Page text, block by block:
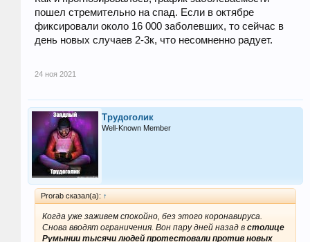
пошел стремительно на спад. Если в октябре
фиксировали около 16 000 заболевших, то сейчас в
день новых случаев 2-3к, что несомненно радует.
24 ноя 2021
Трудоголик
Well-Known Member
Prorab сказал(а): ↑
Когда уже заживем спокойно, без этого коронавируса.
Снова вводят ограничения. Вон пару дней назад в столице
Румынии тысячи людей протестовали против новых